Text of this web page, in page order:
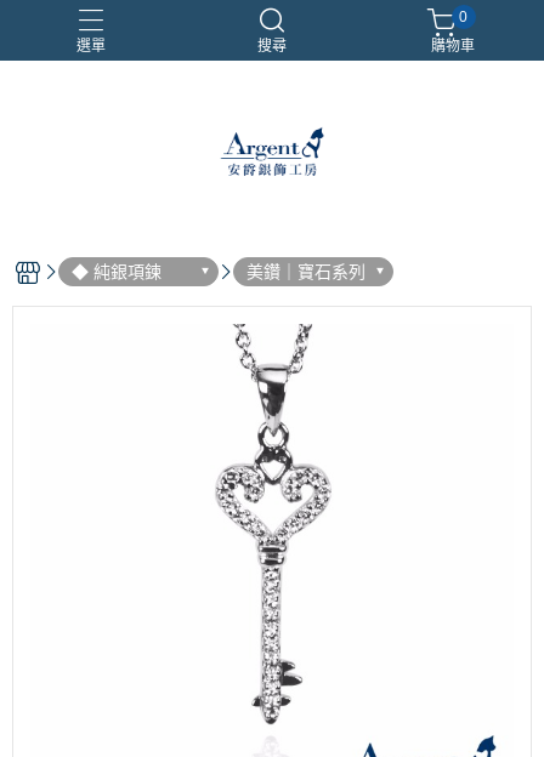
選單 搜尋
扁鍊 照片項鍊
0
購物車
◆ 純銀項鍊 美鑽｜寶石系列